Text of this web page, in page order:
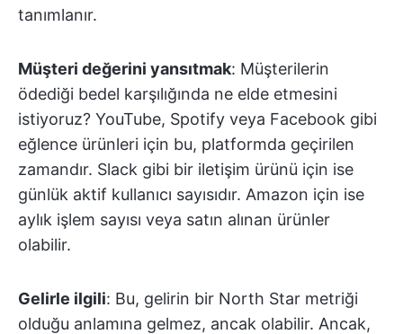
tanımlanır.
Müşteri değerini yansıtmak: Müşterilerin
ödediği bedel karşılığında ne elde etmesini
istiyoruz? YouTube, Spotify veya Facebook gibi
eğlence ürünleri için bu, platformda geçirilen
zamandır. Slack gibi bir iletişim ürünü için ise
günlük aktif kullanıcı sayısıdır. Amazon için ise
aylık işlem sayısı veya satın alınan ürünler
olabilir.
Gelirle ilgili: Bu, gelirin bir North Star metriği
olduğu anlamına gelmez, ancak olabilir. Ancak,